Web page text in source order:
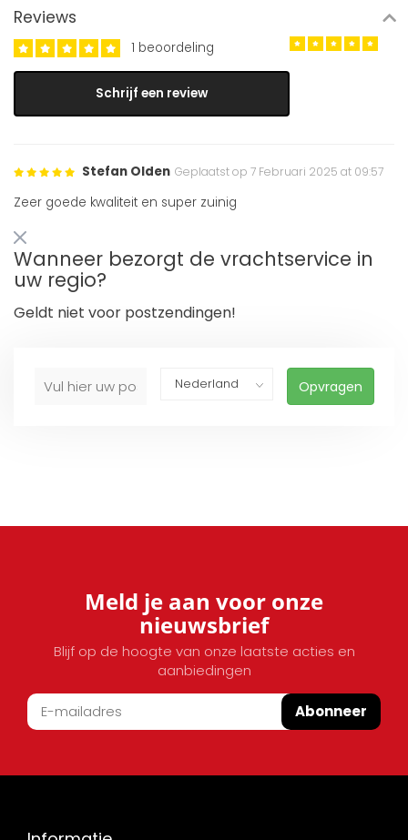
Reviews
1 beoordeling
Schrijf een review
Stefan Olden Geplaatst op 7 Februari 2025 at 09:57
Zeer goede kwaliteit en super zuinig
Wanneer bezorgt de vrachtservice in
uw regio?
Geldt niet voor postzendingen!
Opvragen
Meld je aan voor onze
nieuwsbrief
Blijf op de hoogte van onze laatste acties en
aanbiedingen
Abonneer